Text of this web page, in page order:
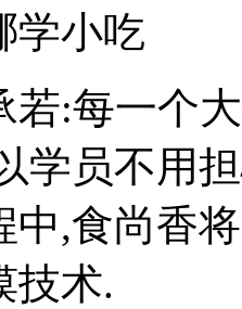
学小吃
若:每一个
学员不用
中,食尚香
技术.